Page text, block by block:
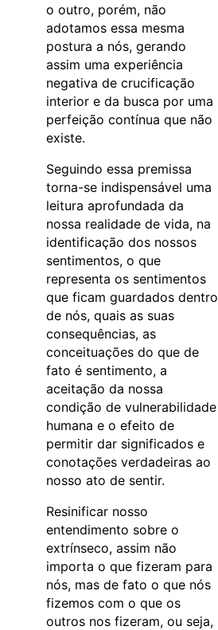
o outro, porém, não
adotamos essa mesma
postura a nós, gerando
assim uma experiência
negativa de crucificação
interior e da busca por uma
perfeição contínua que não
existe.
Seguindo essa premissa
torna-se indispensável uma
leitura aprofundada da
nossa realidade de vida, na
identificação dos nossos
sentimentos, o que
representa os sentimentos
que ficam guardados dentro
de nós, quais as suas
consequências, as
conceituações do que de
fato é sentimento, a
aceitação da nossa
condição de vulnerabilidade
humana e o efeito de
permitir dar significados e
conotações verdadeiras ao
nosso ato de sentir.
Resinificar nosso
entendimento sobre o
extrínseco, assim não
importa o que fizeram para
nós, mas de fato o que nós
fizemos com o que os
outros nos fizeram, ou seja,